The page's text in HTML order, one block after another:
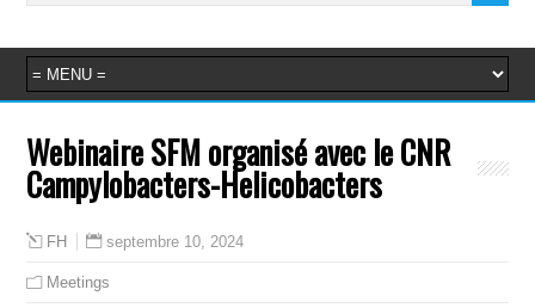
Webinaire SFM organisé avec le CNR
Campylobacters-Helicobacters
FH septembre 10, 2024
Meetings